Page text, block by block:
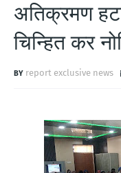
अतिक्रमण
चिन्हित कर
report exclusive news